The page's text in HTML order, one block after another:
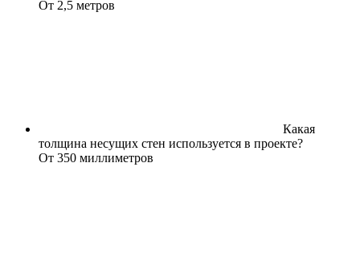
От 2,5 метров
Какая
толщина несущих стен используется в проекте?
От 350 миллиметров